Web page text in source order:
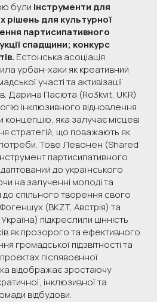
були інструменти для
рішень для культурної
партисипативного
спадщини; конкурс
Естонська асоціація
урбан-хаки як креативний
участі та активізації
Дарина Пасюта (Ro3kvit, UKR)
інклюзивного відновлення
яка залучає місцеві
стратегій, що поважають як
потреби. Тове Левонен (Shared
партисипативного
до українського
на залученні молоді та
до спільного творення свого
(BKZT, Австрія) та
підкреслили цінність
як прозорого та ефективного
громадської підзвітності та
післявоєнної
відображає зростаючу
інклюзивної та
відбудови.